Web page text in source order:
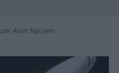
par Alain Nguyen